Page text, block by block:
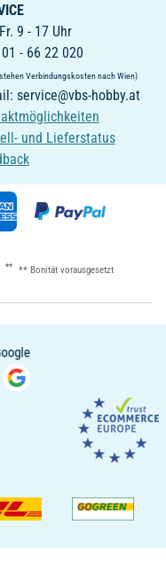
9 - 17 Uhr
- 66 22 020
Verbindungskosten nach Wien)
service@vbs-hobby.at
und Lieferstatus
** ** Bonität vorausgesetzt